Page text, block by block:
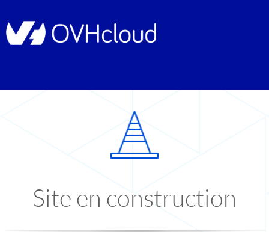
Site en construction